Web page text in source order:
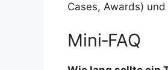
Cases, Awards)
Mini‑FAQ